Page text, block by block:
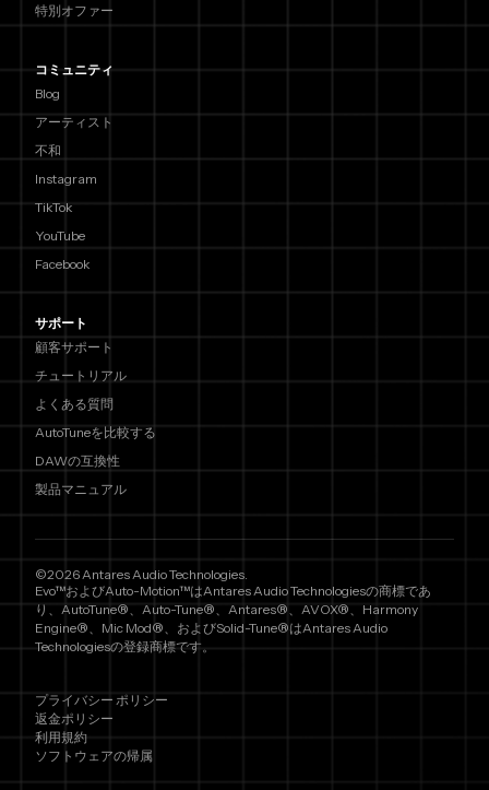
特別オファー
コミュニティ
Blog
アーティスト
不和
Instagram
TikTok
YouTube
Facebook
サポート
顧客サポート
チュートリアル
よくある質問
AutoTuneを比較する
DAWの互換性
製品マニュアル
©2026 Antares Audio Technologies.
Evo™およびAuto-Motion™はAntares Audio Technologiesの商標であ
り、AutoTune®、Auto-Tune®、Antares®、AVOX®、Harmony
Engine®、Mic Mod®、およびSolid-Tune®はAntares Audio
Technologiesの登録商標です。
プライバシー ポリシー
返金ポリシー
利用規約
ソフトウェアの帰属